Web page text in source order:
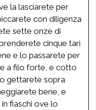
la lasciarete per
con diligenza
sette onze di
cinque tarì
e lo passarete per
a filo forte, e cotto
gettarete sopra
bene, e
fiaschi ove lo